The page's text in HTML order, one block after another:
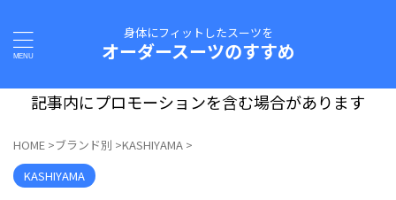
身体にフィットしたスーツを
オーダースーツのすすめ
記事内にプロモーションを含む場合があります
HOME >ブランド別 >KASHIYAMA >
KASHIYAMA